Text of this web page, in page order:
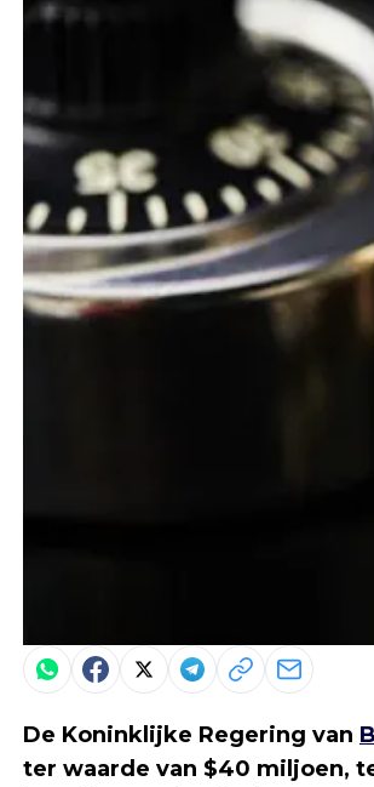
De Koninklijke Regering van
ter waarde van $40 miljoen,